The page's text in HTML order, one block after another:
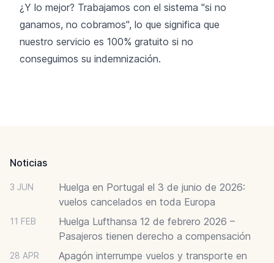
¿Y lo mejor? Trabajamos con el sistema "si no
ganamos, no cobramos", lo que significa que
nuestro servicio es 100% gratuito si no
conseguimos su indemnización.
Noticias
3 JUN
Huelga en Portugal el 3 de junio de 2026:
vuelos cancelados en toda Europa
11 FEB
Huelga Lufthansa 12 de febrero 2026 –
Pasajeros tienen derecho a compensación
28 APR
Apagón interrumpe vuelos y transporte en